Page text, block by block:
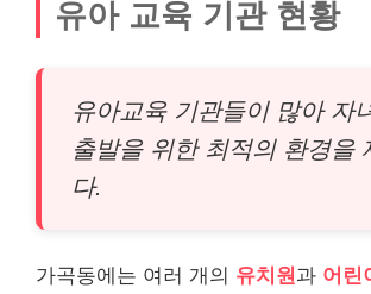
유아 교육 기관 현황
유아교육 기관들이 많아 자
출발을 위한 최적의 환경을
다.
가곡동에는 여러 개의 유치원 과 어린